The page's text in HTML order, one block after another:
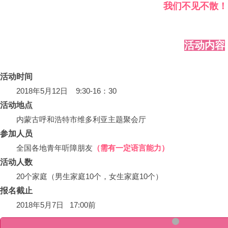
我们不见不散
活动内容
活动时间
2018年5月12日 9:30-16：30
活动地点
内蒙古呼和浩特市维多利亚主题聚会厅
参加人员
全国各地青年听障朋友 （需有一定语言能力）
活动人数
20个家庭（男生家庭10个，女生家庭10个）
报名截止
2018年5月7日 17:00前